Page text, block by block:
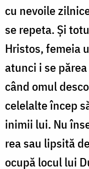
cu nevoile
se repeta. Și
Hristos, femeia
atunci i se
când omul
celelalte încep
inimii lui. Nu
rea sau lipsită
ocupă locul lui